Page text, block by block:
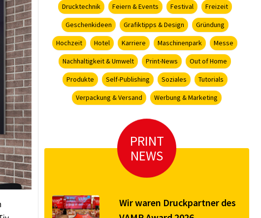
Drucktechnik Feiern & Events Festival Freizeit
Geschenkideen Grafiktipps & Design Gründung
Hochzeit Hotel Karriere Maschinenpark Messe
Nachhaltigkeit & Umwelt Print-News Out of Home
Produkte Self-Publishing Soziales Tutorials
Verpackung & Versand Werbung & Marketing
PRINT
NEWS
Wir waren Druckpartner des